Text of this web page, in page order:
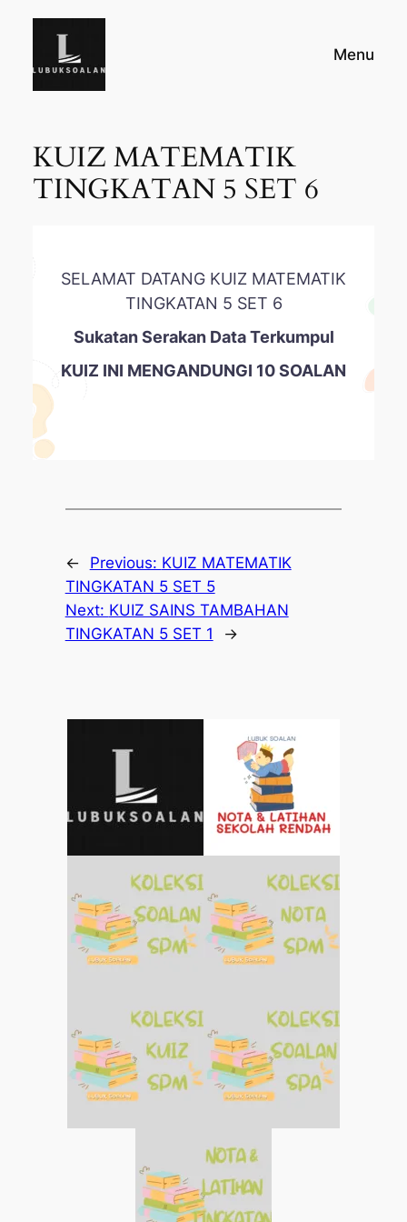
Menu
KUIZ MATEMATIK
TINGKATAN 5 SET 6
SELAMAT DATANG KUIZ MATEMATIK
TINGKATAN 5 SET 6
Sukatan Serakan Data Terkumpul
KUIZ INI MENGANDUNGI 10 SOALAN
← Previous: KUIZ MATEMATIK
TINGKATAN 5 SET 5
Next: KUIZ SAINS TAMBAHAN
TINGKATAN 5 SET 1
→